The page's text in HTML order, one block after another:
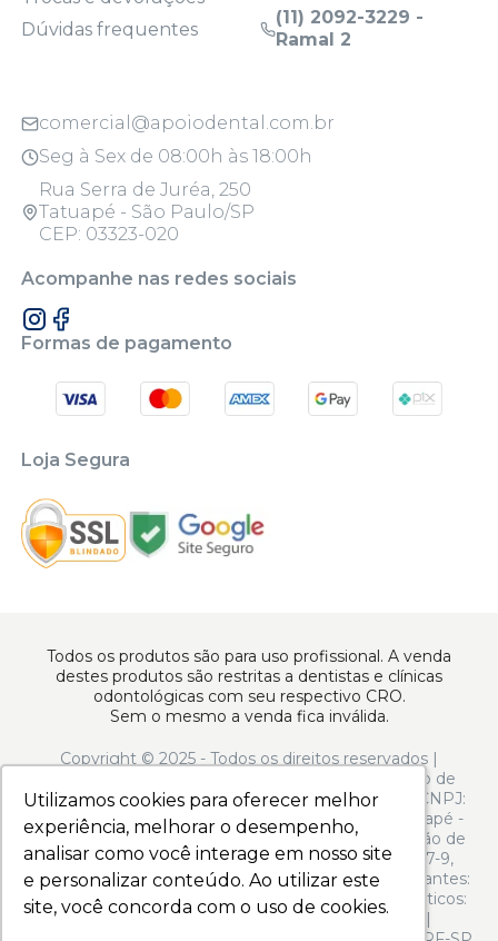
Utilizamos cookies para oferecer melhor
experiência, melhorar o desempenho,
analisar como você interage em nosso site
e personalizar conteúdo. Ao utilizar este
site, você concorda com o uso de cookies.
Utilizamos cookies para oferecer melhor
experiência, melhorar o desempenho,
analisar como você interage em nosso site
e personalizar conteúdo. Ao utilizar este
site, você concorda com o uso de cookies.
Dúvidas frequentes
(11) 2092-3229 -
Ramal 2
comercial@apoiodental.com.br
Seg à Sex de 08:00h às 18:00h
Rua Serra de Juréa, 250
Tatuapé - São Paulo/SP
CEP: 03323-020
Acompanhe nas redes sociais
Formas de pagamento
Loja Segura
Todos os produtos são para uso profissional. A venda
destes produtos são restritas a dentistas e clínicas
odontológicas com seu respectivo CRO.
Sem o mesmo a venda fica inválida.
Copyright © 2025 - Todos os direitos reservados |
www.apoiodental.com.br | Apoio Dental Comércio de
Produtos e Equipamentos Odontológicos LTDA | CNPJ:
10.925.214/0001-22 | Rua Serra de Juréa, 250 - Tatuapé -
São Paulo - SP - CEP 03323-020 | N° de Autorização de
Funcionamento ANVISA: - Medicamentos: 1.13.597-9,
Produtos para Saúde (Correlatos): 8.08.058-9, Saneantes:
3.04.973-2, Perfumes/Produtos de Higiene/Cosméticos:
2.06.116-7 | CMVS: 355030801-464-003371-1-0 |